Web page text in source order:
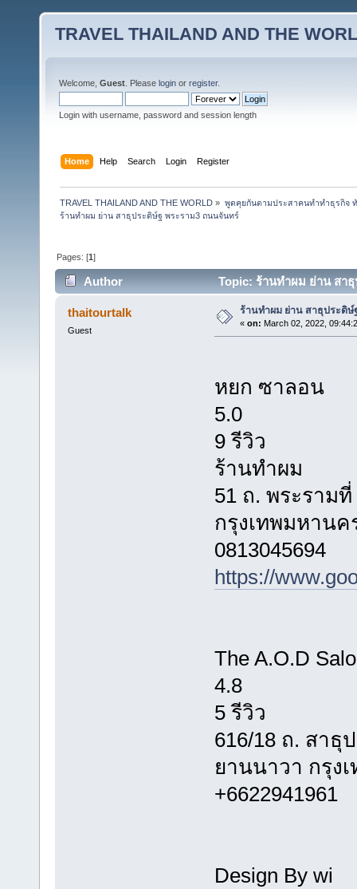
TRAVEL THAILAND AND THE
Welcome, Guest . Please login or register.
Login with username, password and session length
Home Help Search Login Register
TRAVEL THAILAND AND THE WORLD » พูดคุยกันตามประสาคนทำทำธุรกิจ ทั
ร้านทำผม ย่าน สาธุประดิษ์ฐ พระราม3 ถนนจันทร์
Pages: [1]
Author Topic: ร้านทำผม ย่าน สา
thaitourtalk
Guest
ร้านทำผม ย่าน สาธุประดิ
« on: March 02, 2022,
หยก​ ซาลอน
5.0
9 รีวิว
ร้านทำผม
51 ถ. พระราม
กรุงเทพมหานค
0813045694
https://
The A.O.D
4.8
5 รีวิว
616/18 ถ. สาธุ
ยานนาวา กรุง
+6622941961
Design By wi